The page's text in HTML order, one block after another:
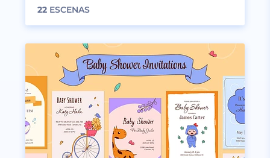
22 ESCENAS